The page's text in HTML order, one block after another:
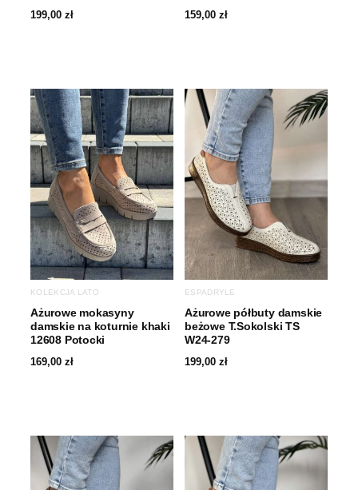
199,00 zł 159,00 zł
KOLEKCJA LATO
Ażurowe mokasyny
damskie na koturnie khaki
12608 Potocki
169,00 zł
ESPADRYLE
Ażurowe półbuty damskie
beżowe T.Sokolski TS
W24-279
199,00 zł